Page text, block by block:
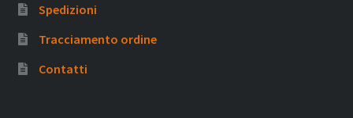
Spedizioni
Tracciamento ordine
Contatti